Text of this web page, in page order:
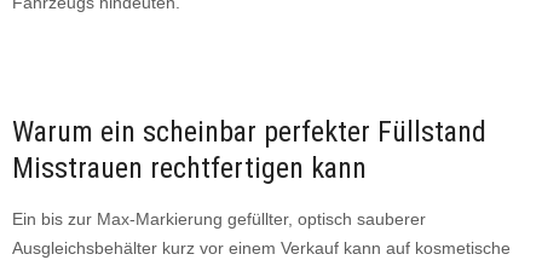
Warum ein scheinbar perfekter Füllstand
Misstrauen rechtfertigen kann
Ein bis zur Max-Markierung gefüllter, optisch sauberer
Ausgleichsbehälter kurz vor einem Verkauf kann auf kosmetische